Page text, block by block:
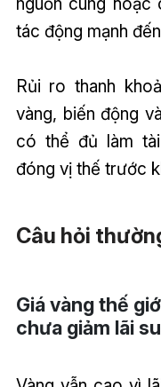
tác động mạnh
Rủi ro thanh
vàng, biến động
có thể đủ làm
đóng vị thế trước
Câu hỏi
Giá vàng thế
chưa giảm lãi